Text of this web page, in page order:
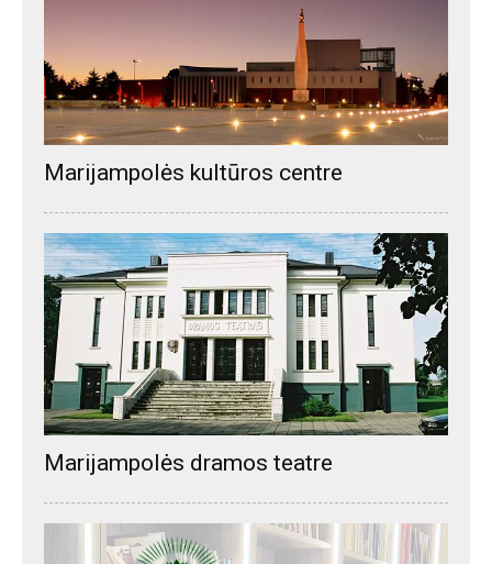
Marijampolės kultūros centre
Marijampolės dramos teatre